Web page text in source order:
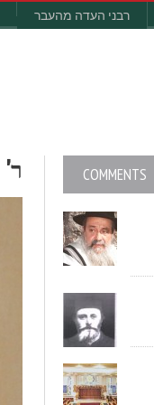
רבני העדה מהעבר
COMMENTS